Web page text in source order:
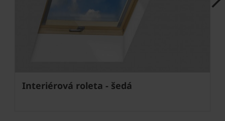
Interiérová roleta - šedá
Next